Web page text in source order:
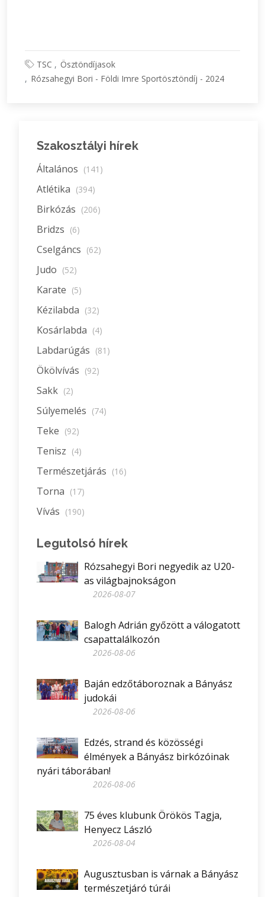
TSC
Ösztöndíjasok
Rózsahegyi Bori - Földi Imre Sportösztöndíj - 2024
Szakosztályi hírek
Általános (141)
Atlétika (394)
Birkózás (206)
Bridzs (6)
Cselgáncs (62)
Judo (52)
Karate (5)
Kézilabda (32)
Kosárlabda (4)
Labdarúgás (81)
Ökölvívás (92)
Sakk (2)
Súlyemelés (74)
Teke (92)
Tenisz (4)
Természetjárás (16)
Torna (17)
Vívás (190)
Legutolsó hírek
Rózsahegyi Bori negyedik az U20-
as világbajnokságon
2026-08-07
Balogh Adrián győzött a válogatott
csapattalálkozón
2026-08-06
Baján edzőtáboroznak a Bányász
judokái
2026-08-06
Edzés, strand és közösségi
élmények a Bányász birkózóinak
nyári táborában!
2026-08-06
75 éves klubunk Örökös Tagja,
Henyecz László
2026-08-04
Augusztusban is várnak a Bányász
természetjáró túrái